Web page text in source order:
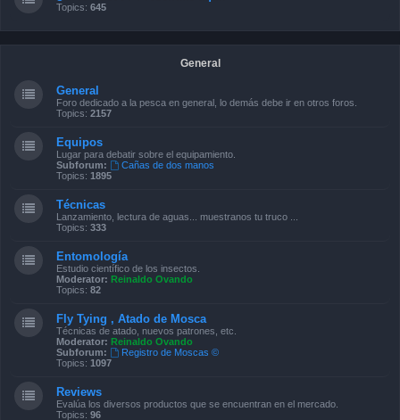
Topics: 645
General
General
Foro dedicado a la pesca en general, lo demás debe ir en otros foros.
Topics: 2157
Equipos
Lugar para debatir sobre el equipamiento.
Subforum:
Cañas de dos manos
Topics: 1895
Técnicas
Lanzamiento, lectura de aguas... muestranos tu truco ...
Topics: 333
Entomología
Estudio científico de los insectos.
Moderator: Reinaldo Ovando
Topics: 82
Fly Tying , Atado de Mosca
Técnicas de atado, nuevos patrones, etc.
Moderator: Reinaldo Ovando
Subforum:
Registro de Moscas ©
Topics: 1097
Reviews
Evalúa los diversos productos que se encuentran en el mercado.
Topics: 96